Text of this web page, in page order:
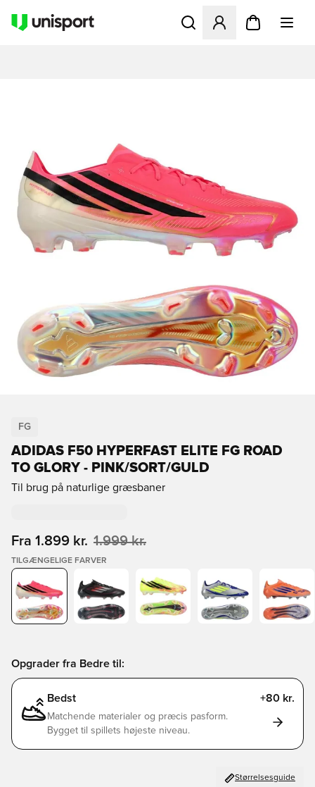
Åbner en Modal til at
FG
ADIDAS F50 HYPERFAST ELITE FG ROAD
TO GLORY - PINK/SORT/GULD
Til brug på naturlige græsbaner
Fra 1.899 kr. 1.999 kr.
TILGÆNGELIGE FARVER
Opgrader fra Bedre til:
Bedst +80 kr.
Matchende materialer og præcis pasform.
Bygget til spillets højeste niveau.
Størrelsesguide